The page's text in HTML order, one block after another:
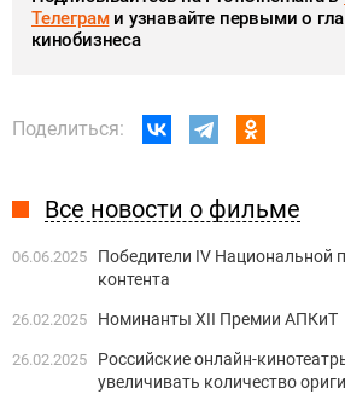
Телеграми узнавайте первыми о
кинобизнеса
Поделиться:
Все новости о фильме
06.06.2025
Победители IV Национальной
контента
26.02.2025 Номинанты XII Премии АПКиТ
26.02.2025
Российские онлайн-
увеличивать количество